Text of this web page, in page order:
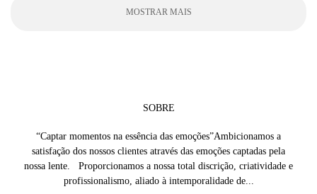
MOSTRAR MAIS
SOBRE
“Captar momentos na essência das emoções”Ambicionamos a
satisfação dos nossos clientes através das emoções captadas pela
nossa lente. Proporcionamos a nossa total discrição, criatividade e
profissionalismo, aliado à intemporalidade de...